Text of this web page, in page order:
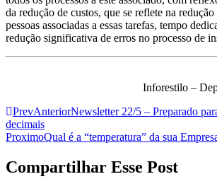
da redução de custos, que se reflete na
pessoas associadas a essas tarefas, tempo
redução significativa de erros no processo de
Inforestilo –
PrevAnteriorNewsletter 22/5 – Preparado
decimais
ProximoQual é a “temperatura” da sua
Compartilhar Esse Post